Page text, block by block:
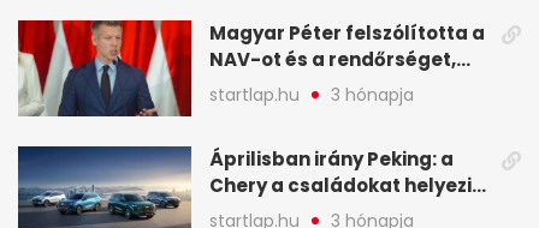
Magyar Péter felszólította a
NAV-ot és a rendőrséget,
tartóztassák le a NER-es
oligarchákat - A hét
startlap.hu 3 hónapja
Áprilisban irány Peking: a
Chery a családokat helyezi
globális mobilitási
startlap.hu 3 hónapja